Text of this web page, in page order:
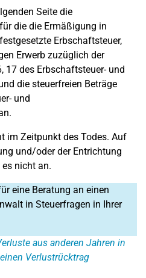
Seite die
die die Ermäßigung in
Erbschaftsteuer,
Erwerb zuzüglich der
17 des Erbschaftsteuer- und
die steuerfreien Beträge
und
im Zeitpunkt des Todes. Auf
und/oder der Entrichtung
nicht an.
eine Beratung an einen
in Steuerfragen in Ihrer
aus anderen Jahren in
Verlustrücktrag